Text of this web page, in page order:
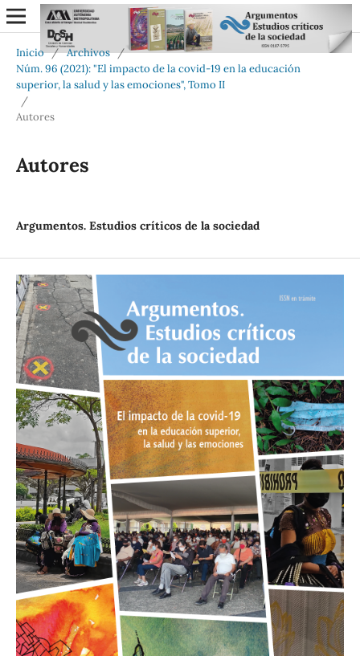
Inicio / Archivos /
Núm. 96 (2021): "El impacto de la covid-19 en la educación
superior, la salud y las emociones", Tomo II
/
Autores
Autores
Argumentos. Estudios críticos de la sociedad